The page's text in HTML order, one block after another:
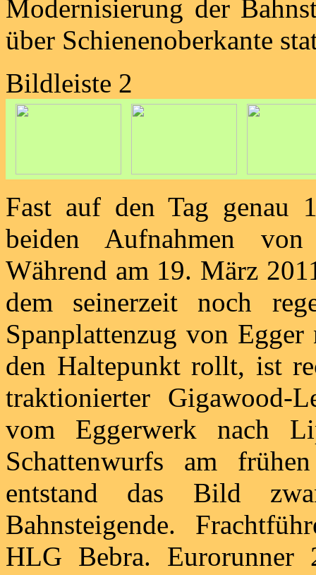
Modernisierung der
über Schienenoberkante
Bildleiste 2
Fast auf den Tag genau
beiden Aufnahmen
Während am 19. März
dem seinerzeit noch
Spanplattenzug von
den Haltepunkt rollt, ist
traktionierter Gigawood-
vom Eggerwerk nach
Schattenwurfs am
entstand das Bild
Bahnsteigende.
HLG Bebra. Eurorunner